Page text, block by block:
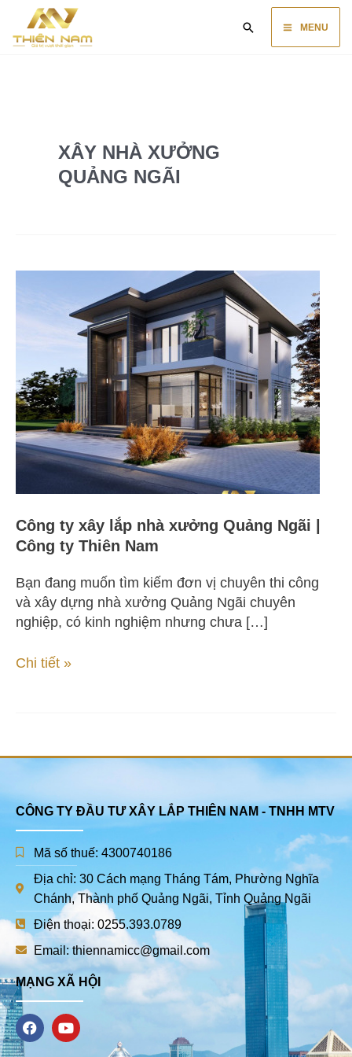
content
SearchMain
MENU
XÂY NHÀ XƯỞNG
QUẢNG NGÃI
Công ty xây lắp nhà xưởng Quảng Ngãi |
Công ty Thiên Nam
Bạn đang muốn tìm kiếm đơn vị chuyên thi công
và xây dựng nhà xưởng Quảng Ngãi chuyên
nghiệp, có kinh nghiệm nhưng chưa […]
xây
xưởng
Quảng
Ngãi
|
Công
Thiên
Nam
Chi tiết »
CÔNG TY ĐẦU TƯ XÂY LẮP THIÊN NAM - TNHH MTV
Mã số thuế: 4300740186
Địa chỉ: 30 Cách mạng Tháng Tám, Phường Nghĩa
Chánh, Thành phố Quảng Ngãi, Tỉnh Quảng Ngãi
Điện thoại: 0255.393.0789
Email: thiennamicc@gmail.com
MẠNG XÃ HỘI
F
a
Y
o